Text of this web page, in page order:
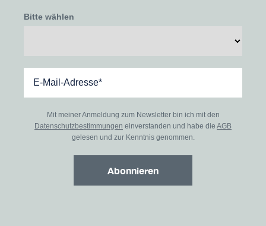
Bitte wählen
Mit meiner Anmeldung zum Newsletter bin ich mit den
Datenschutzbestimmungen einverstanden und habe die AGB
gelesen und zur Kenntnis genommen.
Abonnieren